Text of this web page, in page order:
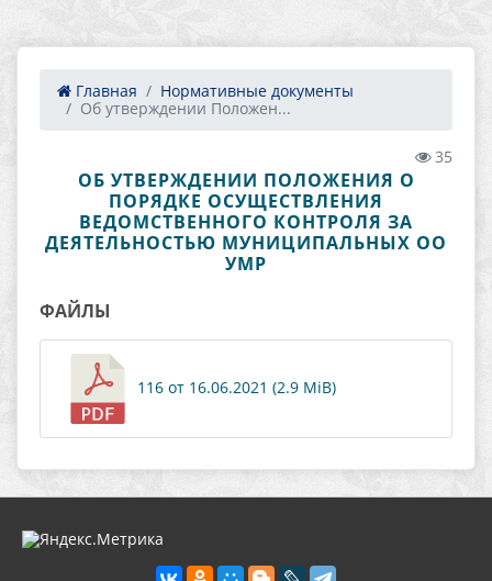
Главная
Нормативные документы
Об утверждении Положен...
35
ОБ УТВЕРЖДЕНИИ ПОЛОЖЕНИЯ О
ПОРЯДКЕ ОСУЩЕСТВЛЕНИЯ
ВЕДОМСТВЕННОГО КОНТРОЛЯ ЗА
ДЕЯТЕЛЬНОСТЬЮ МУНИЦИПАЛЬНЫХ ОО
УМР
ФАЙЛЫ
116 от 16.06.2021 (2.9 MiB)